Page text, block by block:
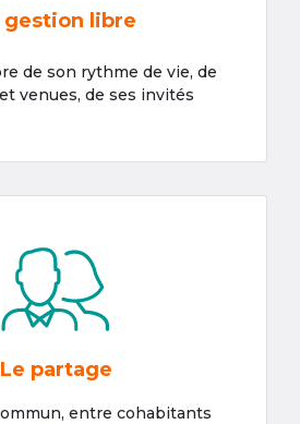
gestion libre
de son rythme de vie, de
venues, de ses invités
Le partage
entre cohabitants